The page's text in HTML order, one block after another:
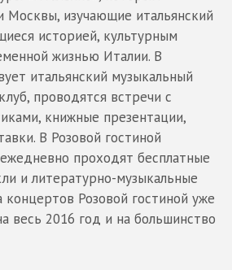
Москвы, изучающие итальянский
историей, культурным
жизнью Италии. В
итальянский музыкальный
проводятся встречи с
книжные презентации,
В Розовой гостиной
проходят бесплатные
и литературно-музыкальные
Розовой гостиной уже
весь 2016 год и на большинство